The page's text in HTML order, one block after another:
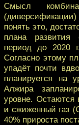
Смысл
понять это,
плана развития
период до 2020
Согласно этому
упадёт почти
планируется на
Алжира
уровне. Остаются
и сжиженный газ
40% прироста